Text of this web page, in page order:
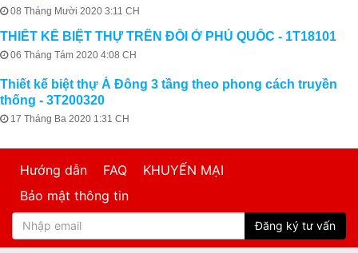
08 Tháng Mười 2020 3:11 CH
THIẾT KẾ BIỆT THỰ TRÊN ĐỒI Ở PHÚ QUỐC - 1T18101
06 Tháng Tám 2020 4:08 CH
Thiết kế biệt thự Á Đông 3 tầng theo phong cách truyền
thống - 3T200320
17 Tháng Ba 2020 1:31 CH
Hướng dẫn FAQ
KHUYẾN MẠI
Bảo mật thông tin
Đăng ký tư vấn